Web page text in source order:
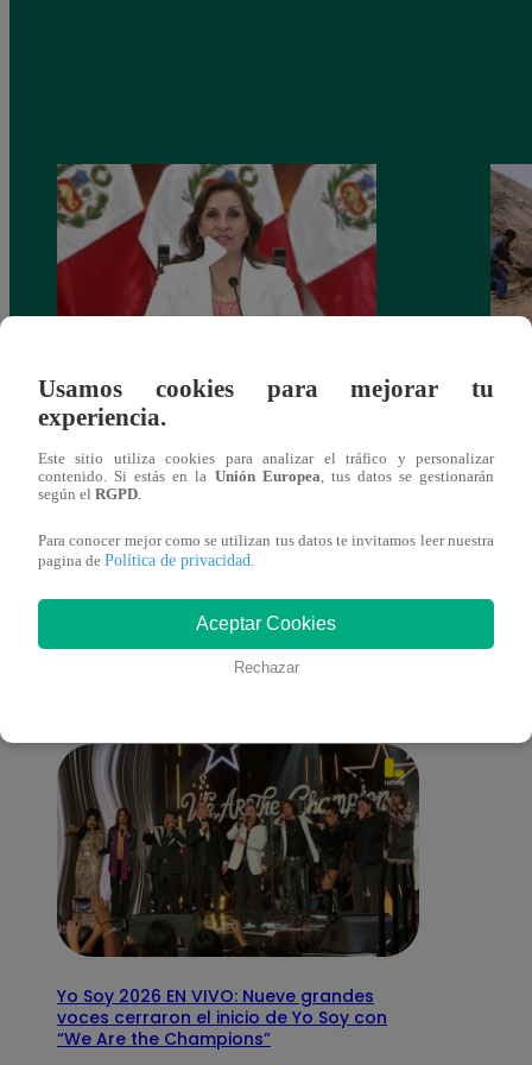
Congreso: proponen que el aumento del
salario presidencial se aplique desde 2026
Las
También te puede
interesar
Yo Soy 2026 EN VIVO: Nueve grandes
voces cerraron el inicio de Yo Soy con
“We Are the Champions”
Usamos cookies para mejorar tu
experiencia.
Este sitio utiliza cookies para analizar el tráfico y personalizar
contenido. Si estás en la Unión Europea, tus datos se gestionarán
según el RGPD.
Para conocer mejor como se utilizan tus datos te invitamos leer nuestra
pagina de Política de privacidad.
Aceptar Cookies
Rechazar